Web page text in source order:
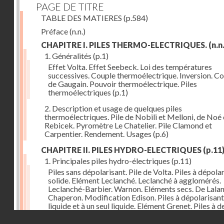
PAGE DE TITRE
TABLE DES MATIERES (p.584)
Préface(n.n.)
CHAPITRE I. PILES THERMO-ELECTRIQUES.
1. Généralités (p.1)
Effet Volta. Effet Seebeck. Loi des températures
successives. Couple thermoélectrique. Inversion.
de Gaugain. Pouvoir thermoélectrique. Piles
thermoélectriques (p.1)
2. Description et usage de quelques piles
thermoélectriques. Pile de Nobili et Melloni, de Noé
Rebicek. Pyromètre Le Chatelier. Pile Clamond et
Carpentier. Rendement. Usages (p.6)
CHAPITRE II. PILES HYDRO-ELECTRIQUES (p.11)
1. Principales piles hydro-électriques (p.11)
Piles sans dépolarisant. Pile de Volta. Piles à
solide. Elément Leclanché. Leclanché à agglomérés.
Leclanché-Barbier. Warnon. Eléments secs. De
Chaperon. Modification Edison. Piles à dépolarisant
liquide et à un seul liquide. Elément Grenet. Piles à